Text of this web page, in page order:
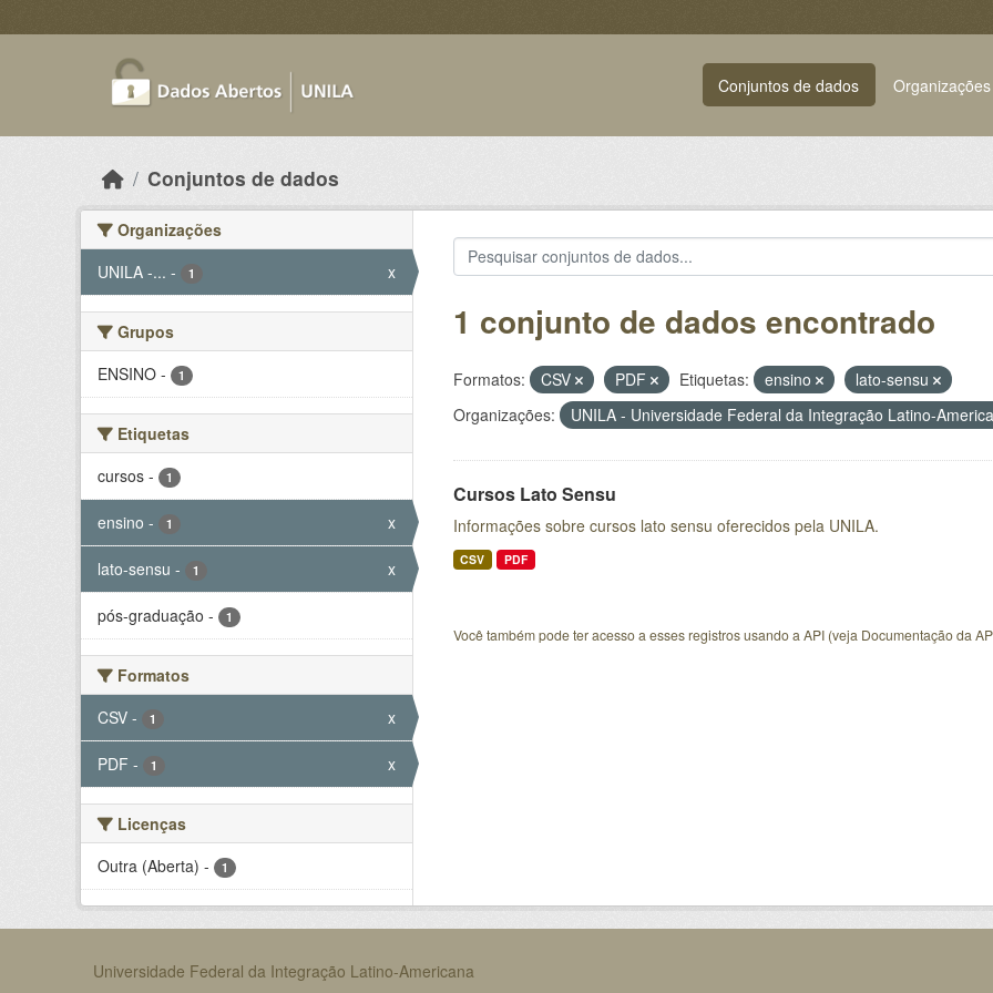
Conjuntos de dados Organizações
Conjuntos de dados
Organizações
UNILA -... - 1 x
Grupos
ENSINO - 1
Etiquetas
cursos - 1
ensino - 1 x
lato-sensu - 1 x
pós-graduação - 1
Formatos
CSV - 1 x
PDF - 1 x
Licenças
Outra (Aberta) - 1
1 conjunto de dados encontrado
Formatos: CSV PDF Etiquetas: ensino
lato-sensu
Organizações:
UNILA - Universidade Federal da Integração Latino-
Cursos Lato Sensu
Informações sobre cursos lato sensu oferecidos pela UNILA.
CSV PDF
Você também pode ter acesso a esses registros usando a API(veja Documentação da
Universidade Federal da Integração Latino-Americana